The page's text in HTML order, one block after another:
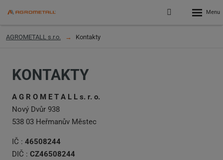
Přihlášení
do
menu
AGROMETALL s.r.o. Kontakty
KONTAKTY
A G R O M E T A L L s. r. o.
Nový Dvůr 938
538 03 Heřmanův Městec
IČ : 46508244
DIČ : CZ46508244